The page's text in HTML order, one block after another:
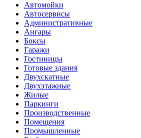
Автомойки
Автосервисы
Административные
Ангары
Боксы
Гаражи
Гостиницы
Готовые здания
Двухскатные
Двухэтажные
Жилые
Паркинги
Производственные
Помещения
Промышленные